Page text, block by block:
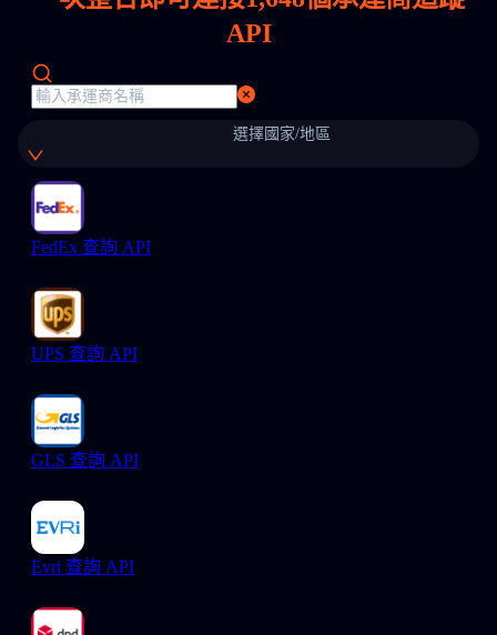
API
選擇國家/地區
FedEx 查詢 API
UPS 查詢 API
GLS 查詢 API
Evri 查詢 API